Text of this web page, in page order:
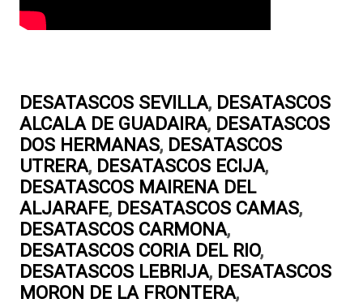
DESATASCOS SEVILLA, DESATASCOS
ALCALA DE GUADAIRA, DESATASCOS
DOS HERMANAS, DESATASCOS
UTRERA, DESATASCOS ECIJA,
DESATASCOS MAIRENA DEL
ALJARAFE, DESATASCOS CAMAS,
DESATASCOS CARMONA,
DESATASCOS CORIA DEL RIO,
DESATASCOS LEBRIJA, DESATASCOS
MORON DE LA FRONTERA,